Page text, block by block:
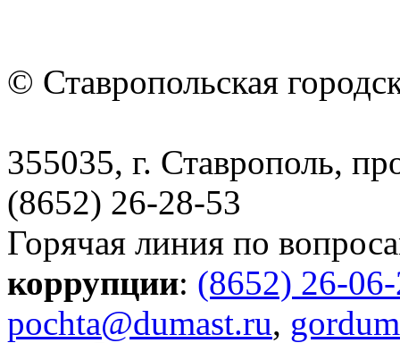
© Ставропольская
355035, г. Ставрополь,
(8652) 26-28-53
Горячая линия по
коррупции: (8652) 26-
pochta@dumast.ru,